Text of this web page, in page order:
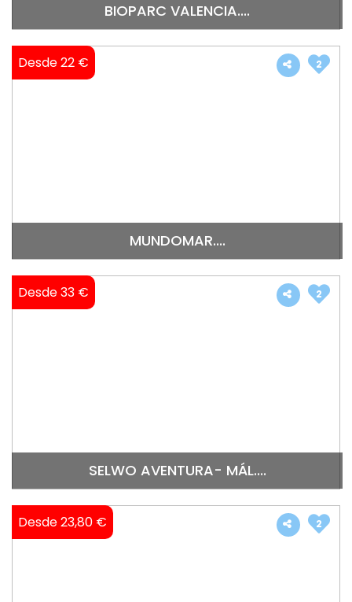
BIOPARC VALENCIA....
Desde 22 €
MUNDOMAR....
2
Desde 33 €
SELWO AVENTURA- MÁL....
2
Desde 23,80 € 2